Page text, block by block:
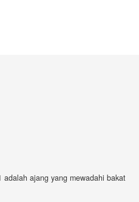
adalah ajang yang mewadahi bakat